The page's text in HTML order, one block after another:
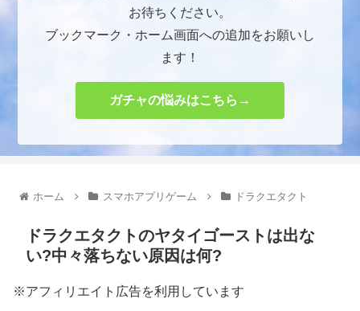
お待ちください。
ブックマーク・ホーム画面への追加をお願いし
ます！
ガチャの悩みはこちら→
ホーム スマホアプリゲーム ドラクエタクト
ドラクエタクトのヤタイゴーストは出な
い?中々落ちない原因は何?
※アフィリエイト広告を利用しています